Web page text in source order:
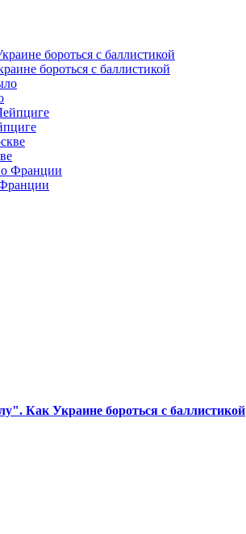
бороться с баллистикой
Как Украине бороться с баллистикой